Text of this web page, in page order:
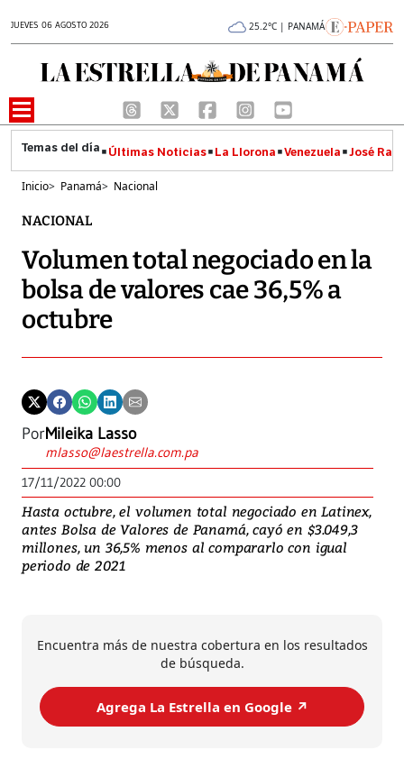
JUEVES 06 AGOSTO 2026 25.2°C | PANAMÁ
Últimas Noticias La Llorona Venezuela José
Inicio> Panamá> Nacional
NACIONAL
Volumen total negociado en la
bolsa de valores cae 36,5% a
octubre
PorMileika Lasso
mlasso@laestrella.com.pa
17/11/2022 00:00
Hasta octubre, el volumen total negociado en Latinex,
antes Bolsa de Valores de Panamá, cayó en $3.049,3
millones, un 36,5% menos al compararlo con igual
periodo de 2021
Encuentra más de nuestra cobertura en los resultados
de búsqueda.
Agrega La Estrella en Google ↗️